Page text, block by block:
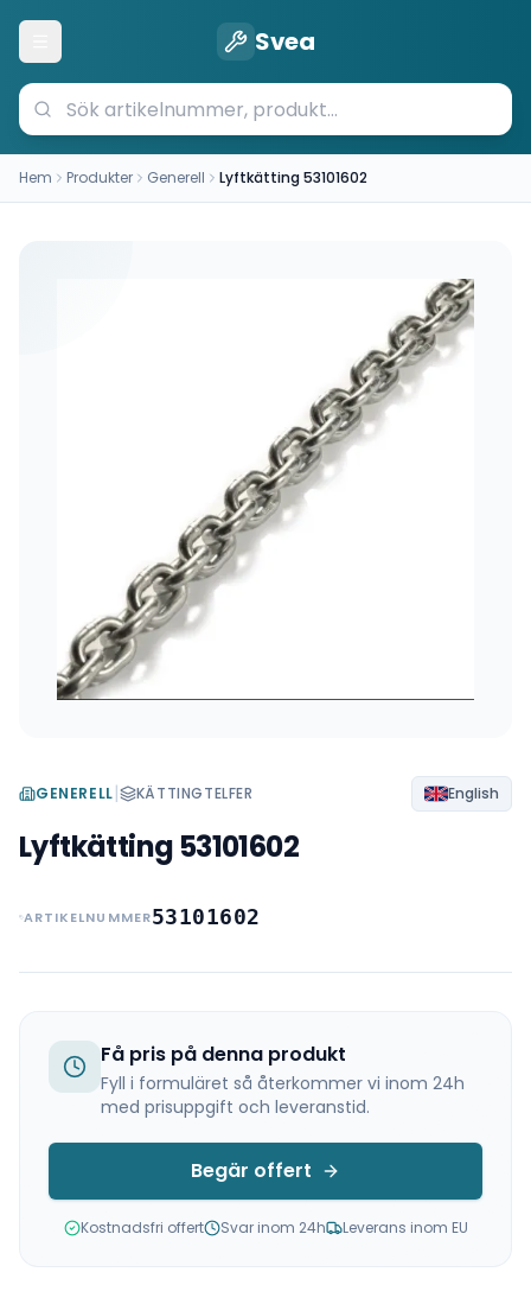
Öppna meny Svea
Hem Produkter Generell Lyftkätting 53101602
GENERELL| KÄTTINGTELFER English
Lyftkätting 53101602
ARTIKELNUMMER53101602
Få pris på denna produkt
Fyll i formuläret så återkommer vi inom 24h
med prisuppgift och leveranstid.
Begär offert
Kostnadsfri offert Svar inom 24h Leverans inom EU